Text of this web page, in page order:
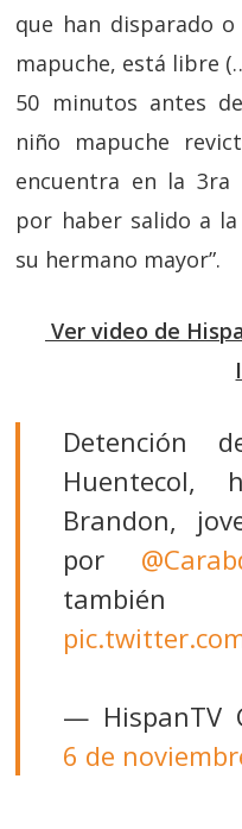
que han disparado
mapuche, está libre
50 minutos antes
niño mapuche
encuentra en la 3ra
por haber salido a
su hermano mayor”.
Ver video de
Detención
Huentecol,
Brandon,
por
también
— HispanTV
6 de